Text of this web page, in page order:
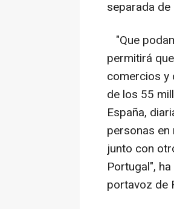
separada
"Que
permitirá
comercios y
de los 55
España,
personas
junto con
Portugal",
portavoz de